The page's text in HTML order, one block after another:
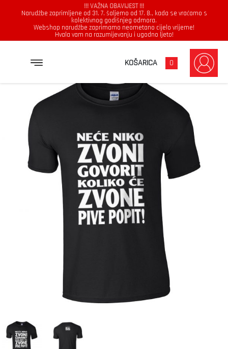
!!! VAŽNA OBAVIJEST !!!
Narudžbe zaprimljene od 31. 7. šaljemo od 17. 8., kada se vraćamo s
kolektivnog godišnjeg odmora.
Webshop narudžbe zaprimamo neometano cijelo vrijeme!
Hvala vam na razumijevanju i ugodno ljeto!
KOŠARICA 0
NEĆE NIKO ZVONI GOVORIT KOLIKO ĆE ZVONE PIVE POPIT